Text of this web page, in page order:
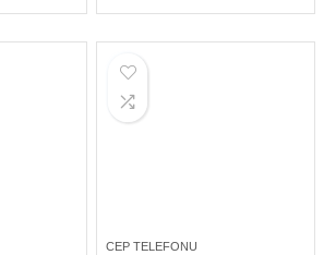
CEP TELEFONU